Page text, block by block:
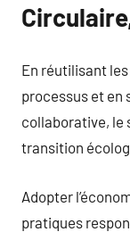
En réutilisant
processus et en
collaborative, le
transition
Adopter
pratiques